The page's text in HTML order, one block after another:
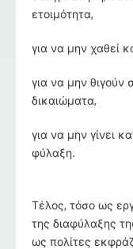
ετοιμότητα,
για να μην χαθεί
για να μην θιγούν
δικαιώματα,
για να μην γίνει
φύλαξη.
Τέλος, τόσο ως
της διαφύλαξης
ως πολίτες